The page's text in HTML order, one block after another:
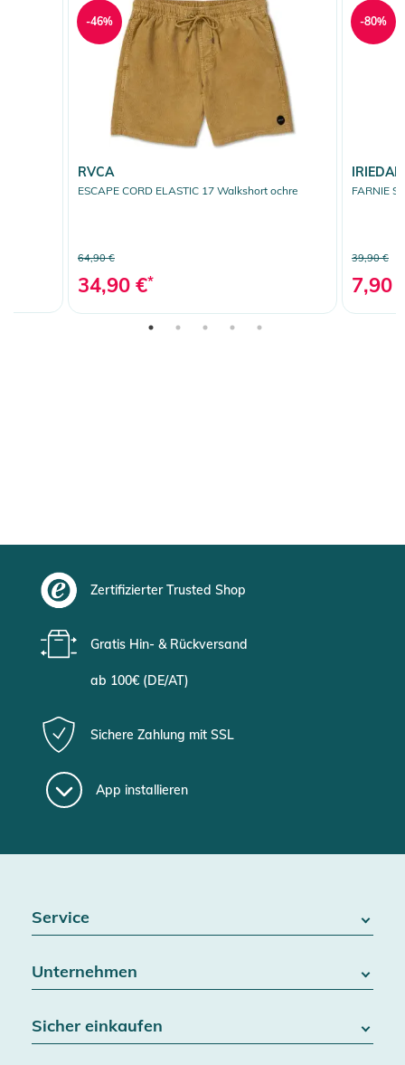
RVCA
ESCAPE CORD ELASTIC 17 Walkshort ochre
64,90 €
34,90 €*
-46%
FARNIE
39,90 €
7,90
-80%
Zertifizierter Trusted Shop
Gratis Hin- & Rückversand
ab 100€ (DE/AT)
Sichere Zahlung mit SSL
App installieren
Service
Batteriegesetz
Widerrufsrecht
Vertrag widerrufen
Unternehmen
Blog
Sicher einkaufen